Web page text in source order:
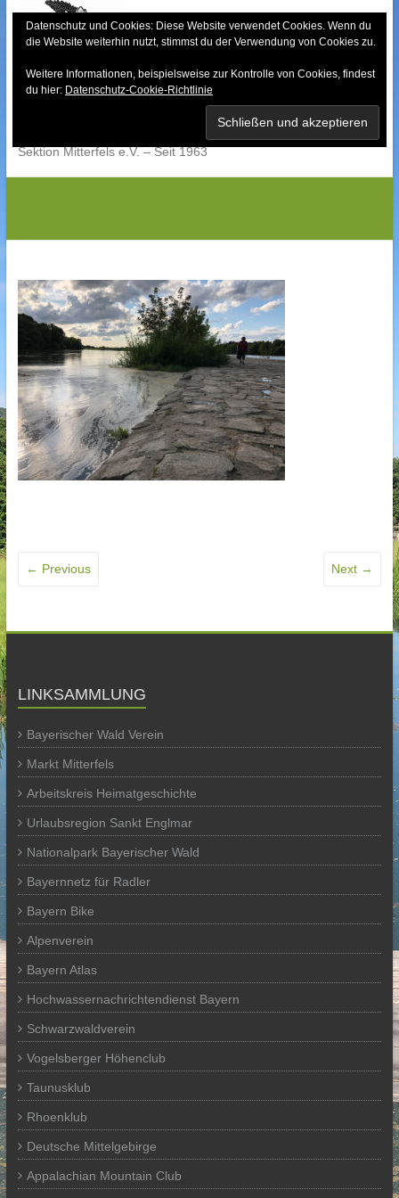
content
Bayerischer Wald-
Sektion Mitterfels e.V. – Seit 1963
← Previous Next →
LINKSAMMLUNG
Bayerischer Wald Verein
Markt Mitterfels
Arbeitskreis Heimatgeschichte
Urlaubsregion Sankt Englmar
Nationalpark Bayerischer Wald
Bayernnetz für Radler
Bayern Bike
Alpenverein
Bayern Atlas
Hochwassernachrichtendienst Bayern
Schwarzwaldverein
Vogelsberger Höhenclub
Taunusklub
Rhoenklub
Deutsche Mittelgebirge
Appalachian Mountain Club
Datenschutz und Cookies: Diese Website verwendet Cookies. Wenn du
die Website weiterhin nutzt, stimmst du der Verwendung von Cookies zu.
Weitere Informationen, beispielsweise zur Kontrolle von Cookies, findest
du hier: Datenschutz-Cookie-Richtlinie